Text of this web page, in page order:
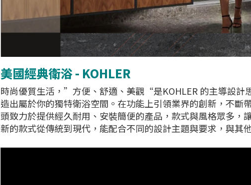
美國經典衛浴 - KOHLER
時尚優質生活，”方便、舒適、美觀“是KOHLER 的主導設計
造出屬於你的獨特衛浴空間。在功能上引領業界的創新，不斷
頭致力於提供經久耐用、安裝簡便的產品，款式與風格眾多，
新的款式從傳統到現代，能配合不同的設計主題與要求，與其